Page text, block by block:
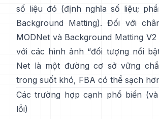
số liệu đó (định nghĩa số liệu;
Background Matting). Đối với
MODNet và Background Matting V2
với các hình ảnh “đối tượng nổi
Net là một đường cơ sở vững
trong suốt khó, FBA có thể sạch
Các trường hợp cạnh phổ biến
lỗi)